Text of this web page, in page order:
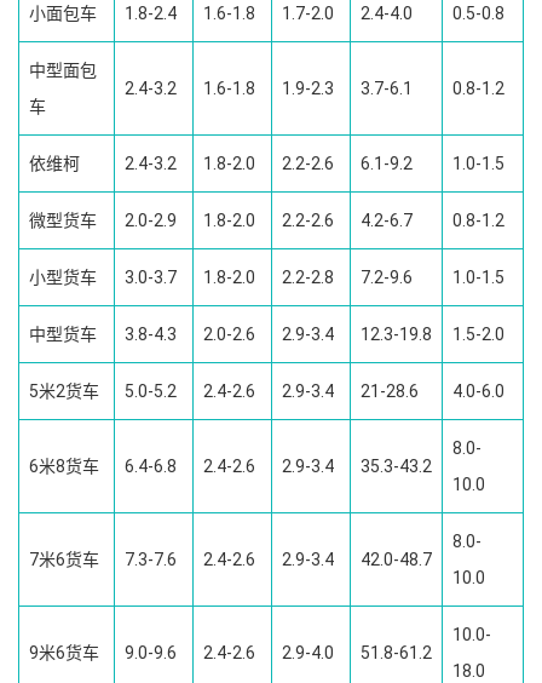
小面包车 1.8-2.4 1.6-1.8 1.7-2.0 2.4-4.0 0.5-0.8
中型面包
车
2.4-3.2 1.6-1.8 1.9-2.3 3.7-6.1 0.8-1.2
依维柯 2.4-3.2 1.8-2.0 2.2-2.6 6.1-9.2 1.0-1.5
微型货车 2.0-2.9 1.8-2.0 2.2-2.6 4.2-6.7 0.8-1.2
小型货车 3.0-3.7 1.8-2.0 2.2-2.8 7.2-9.6 1.0-1.5
中型货车 3.8-4.3 2.0-2.6 2.9-3.4 12.3-19.8 1.5-2.0
5米2货车 5.0-5.2 2.4-2.6 2.9-3.4 21-28.6 4.0-6.0
6米8货车 6.4-6.8 2.4-2.6 2.9-3.4 35.3-43.2
8.0-
10.0
7米6货车 7.3-7.6 2.4-2.6 2.9-3.4 42.0-48.7
8.0-
10.0
9米6货车 9.0-9.6 2.4-2.6 2.9-4.0 51.8-61.2
10.0-
18.0